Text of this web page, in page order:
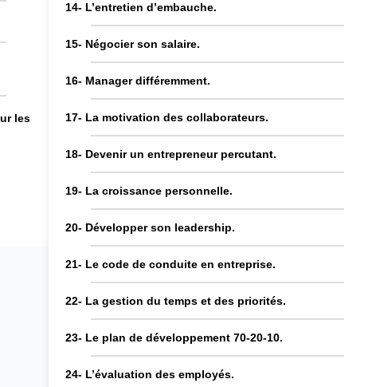
les
14- L’entretien d’embauche.
15- Négocier son salaire.
16- Manager différemment.
17- La motivation des collaborateurs.
18- Devenir un entrepreneur percutant.
19- La croissance personnelle.
20- Développer son leadership.
21- Le code de conduite en entreprise.
22- La gestion du temps et des priorités.
23- Le plan de développement 70-20-10.
24- L’évaluation des employés.